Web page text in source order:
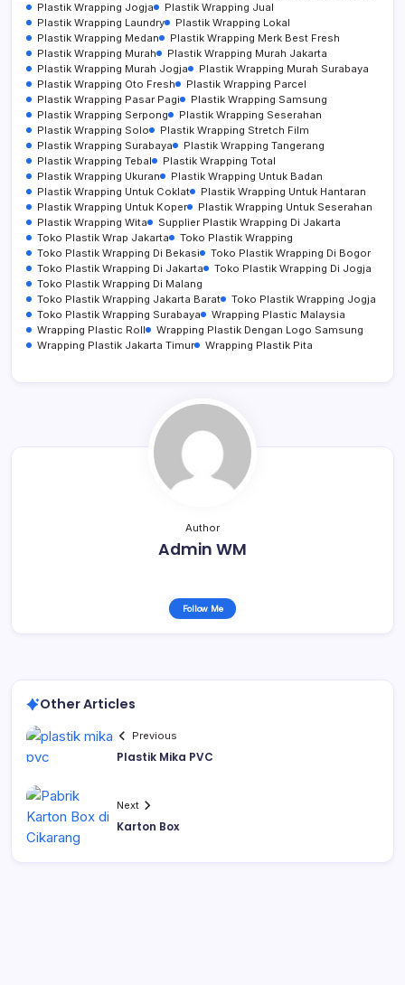
Plastik Wrapping Jogja
Plastik Wrapping Jual
Plastik Wrapping Laundry
Plastik Wrapping Lokal
Plastik Wrapping Medan
Plastik Wrapping Merk Best Fresh
Plastik Wrapping Murah
Plastik Wrapping Murah Jakarta
Plastik Wrapping Murah Jogja
Plastik Wrapping Murah Surabaya
Plastik Wrapping Oto Fresh
Plastik Wrapping Parcel
Plastik Wrapping Pasar Pagi
Plastik Wrapping Samsung
Plastik Wrapping Serpong
Plastik Wrapping Seserahan
Plastik Wrapping Solo
Plastik Wrapping Stretch Film
Plastik Wrapping Surabaya
Plastik Wrapping Tangerang
Plastik Wrapping Tebal
Plastik Wrapping Total
Plastik Wrapping Ukuran
Plastik Wrapping Untuk Badan
Plastik Wrapping Untuk Coklat
Plastik Wrapping Untuk Hantaran
Plastik Wrapping Untuk Koper
Plastik Wrapping Untuk Seserahan
Plastik Wrapping Wita
Supplier Plastik Wrapping Di Jakarta
Toko Plastik Wrap Jakarta
Toko Plastik Wrapping
Toko Plastik Wrapping Di Bekasi
Toko Plastik Wrapping Di Bogor
Toko Plastik Wrapping Di Jakarta
Toko Plastik Wrapping Di Jogja
Toko Plastik Wrapping Di Malang
Toko Plastik Wrapping Jakarta Barat
Toko Plastik Wrapping Jogja
Toko Plastik Wrapping Surabaya
Wrapping Plastic Malaysia
Wrapping Plastic Roll
Wrapping Plastik Dengan Logo Samsung
Wrapping Plastik Jakarta Timur
Wrapping Plastik Pita
Author
Admin WM
Follow Me
Other Articles
Previous
Plastik Mika PVC
Next
Karton Box